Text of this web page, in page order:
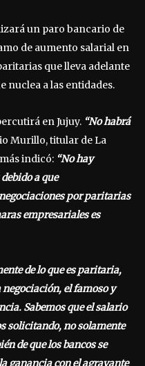
un paro bancario de
de aumento salarial en
que lleva adelante
nuclea a las entidades.
en Jujuy. “No habrá
Murillo, titular de La
indicó: “No hay
a que
por paritarias
empresariales es
de lo que es paritaria,
el famoso y
Sabemos que el salario
solicitando, no solamente
de que los bancos se